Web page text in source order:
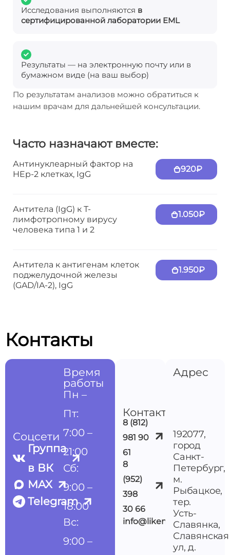
Исследования выполняются в
сертифицированной лаборатории EML
Результаты — на электронную почту или в
бумажном виде (на ваш выбор)
По результатам анализов можно обратиться к
нашим врачам для дальнейшей консультации.
Часто назначают вместе:
Антинуклеарный фактор на
HEp-2 клетках, IgG
920₽
Антитела (IgG) к Т-
лимфотропному вирусу
человека типа 1 и 2
1.050₽
Антитела к антигенам клеток
поджелудочной железы
(GAD/IA-2), IgG
1.950₽
Контакты
Контакты
8 (812)
981 90
61
8
(952)
398
30 66
info@likemedspb.ru
Адрес
192077,
город
Санкт-
Петербург,
м.
Рыбацкое,
тер.
Усть-
Славянка,
Славянская
ул, д.
Соцсети
Группа
в ВК
MAX
Telegram
Время
работы
Пн –
Пт:
7:00 –
21:00
Сб:
9:00 –
18:00
Вс:
9:00 –